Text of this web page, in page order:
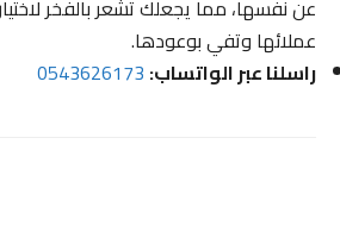
عن نفسها، مما يجعلك تشعر بالفخر
عملائها وتفي بوعودها.
راسلنا عبر الواتساب:0543626173